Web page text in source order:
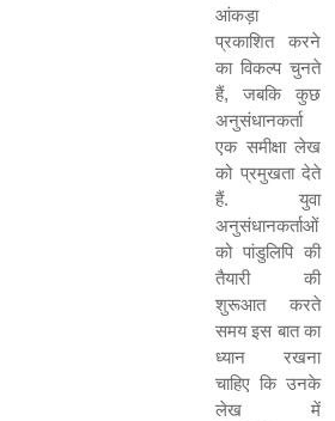
आंकड़ा
प्रकाशित करने
का विकल्प चुनते
हैं, जबकि कुछ
अनुसंधानकर्ता
एक समीक्षा लेख
को प्रमुखता देते
हैं. युवा
अनुसंधानकर्ताओं
को पांडुलिपि की
तैयारी की
शुरूआत करते
समय इस बात का
ध्यान रखना
चाहिए कि उनके
लेख में